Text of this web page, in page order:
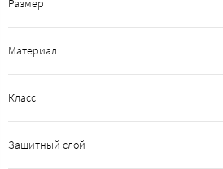
Материал
Класс
Защитный слой